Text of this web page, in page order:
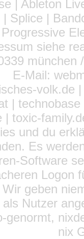
| Ableton
Splice |
Progressive
siehe
münchen
E-Mail:
volk.de
|
| toxic-
und du
Es
Software
Logon
geben
Nutzer
genormt,
nix